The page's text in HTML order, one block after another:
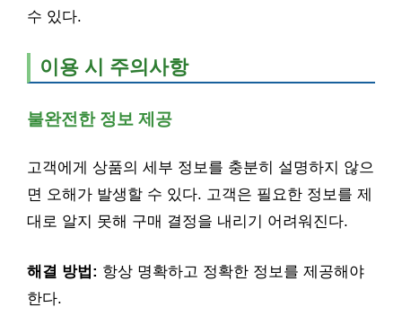
수 있다.
이용 시 주의사항
불완전한 정보 제공
고객에게 상품의 세부 정보를 충분히 설명하지 않으
면 오해가 발생할 수 있다. 고객은 필요한 정보를 제
대로 알지 못해 구매 결정을 내리기 어려워진다.
해결 방법: 항상 명확하고 정확한 정보를 제공해야
한다.